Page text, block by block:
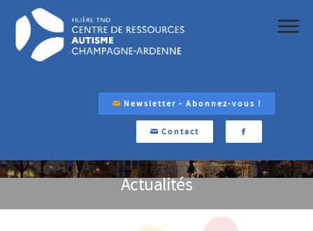
Newsletter - Abonnez-vous !
Contact
Actualités